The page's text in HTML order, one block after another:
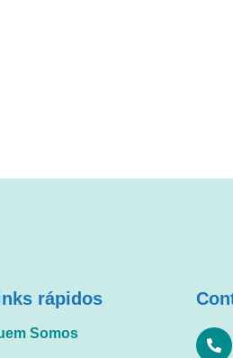
rápidos
Somos